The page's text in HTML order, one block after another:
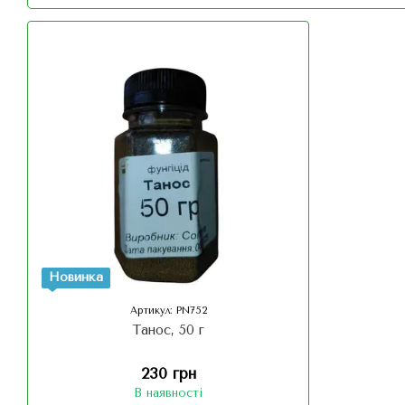
Новинка
Артикул: PN752
Танос, 50 г
230 грн
В наявності